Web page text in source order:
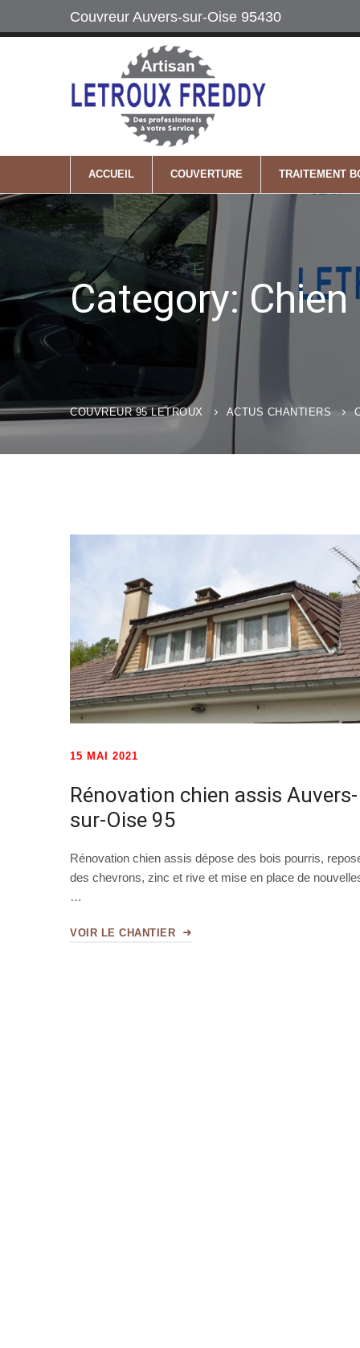
Couvreur Auvers-sur-Oise 95430
Labels
Maître Artisan
ACCUEIL COUVERTURE TRAITEMENT
Category:
COUVREUR 95 LETROUX ACTUS CHANTIERS
15 MAI 2021
Rénovation chien assis Auvers-
sur-Oise 95
Rénovation chien assis dépose des bois pourris,
des chevrons, zinc et rive et mise en place de
…
VOIR LE CHANTIER